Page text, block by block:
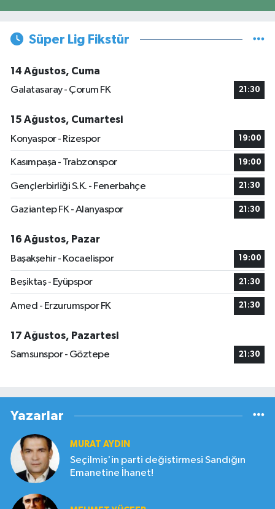
Süper Lig Fikstür
14 Ağustos, Cuma
Galatasaray - Çorum FK
21:30
15 Ağustos, Cumartesi
Konyaspor - Rizespor
19:00
Kasımpaşa - Trabzonspor 19:00
Gençlerbirliği S.K. - Fenerbahçe 21:30
Gaziantep FK - Alanyaspor 21:30
16 Ağustos, Pazar
Başakşehir - Kocaelispor
19:00
Beşiktaş - Eyüpspor 21:30
Amed - Erzurumspor FK 21:30
17 Ağustos, Pazartesi
Samsunspor - Göztepe
21:30
Yazarlar
MURAT AYDIN
Seçilmiş'in parti değiştirmesi Sandığın
Emanetine İhanet!